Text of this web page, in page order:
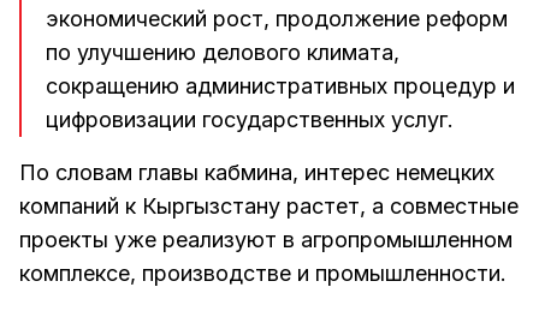
экономический рост, продолжение реформ
по улучшению делового климата,
сокращению административных процедур и
цифровизации государственных услуг.
По словам главы кабмина, интерес немецких
компаний к Кыргызстану растет, а совместные
проекты уже реализуют в агропромышленном
комплексе, производстве и промышленности.